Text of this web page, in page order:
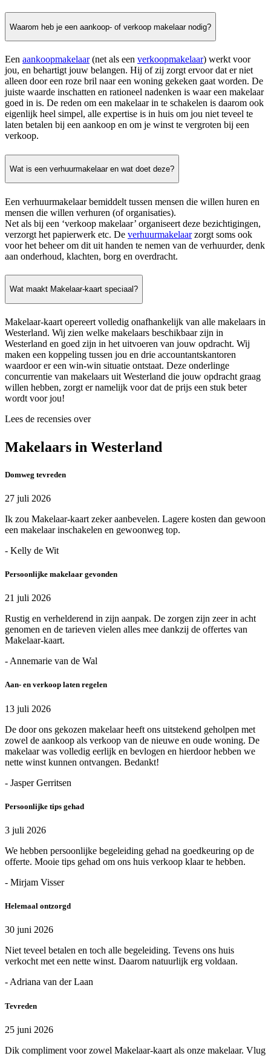
Waarom heb je een aankoop- of verkoop makelaar nodig?
Een aankoopmakelaar(net als een verkoopmakelaar) werkt voor
jou, en behartigt jouw belangen. Hij of zij zorgt ervoor dat er niet
alleen door een roze bril naar een woning gekeken gaat worden. De
juiste waarde inschatten en rationeel nadenken is waar een makelaar
goed in is. De reden om een makelaar in te schakelen is daarom ook
eigenlijk heel simpel, alle expertise is in huis om jou niet teveel te
laten betalen bij een aankoop en om je winst te vergroten bij een
verkoop.
Wat is een verhuurmakelaar en wat doet deze?
Een verhuurmakelaar bemiddelt tussen mensen die willen huren en
mensen die willen verhuren (of organisaties).
Net als bij een ‘verkoop makelaar’ organiseert deze bezichtigingen,
verzorgt het papierwerk etc. De verhuurmakelaarzorgt soms ook
voor het beheer om dit uit handen te nemen van de verhuurder, denk
aan onderhoud, klachten, borg en overdracht.
Wat maakt Makelaar-kaart speciaal?
Makelaar-kaart opereert volledig onafhankelijk van alle makelaars in
Westerland. Wij zien welke makelaars beschikbaar zijn in
Westerland en goed zijn in het uitvoeren van jouw opdracht. Wij
maken een koppeling tussen jou en drie accountantskantoren
waardoor er een win-win situatie ontstaat. Deze onderlinge
concurrentie van makelaars uit Westerland die jouw opdracht graag
willen hebben, zorgt er namelijk voor dat de prijs een stuk beter
wordt voor jou!
Lees de recensies over
Makelaars in Westerland
Domweg tevreden
27 juli 2026
Ik zou Makelaar-kaart zeker aanbevelen. Lagere kosten dan gewoon
een makelaar inschakelen en gewoonweg top.
- Kelly de Wit
Persoonlijke makelaar gevonden
21 juli 2026
Rustig en verhelderend in zijn aanpak. De zorgen zijn zeer in acht
genomen en de tarieven vielen alles mee dankzij de offertes van
Makelaar-kaart.
- Annemarie van de Wal
Aan- en verkoop laten regelen
13 juli 2026
De door ons gekozen makelaar heeft ons uitstekend geholpen met
zowel de aankoop als verkoop van de nieuwe en oude woning. De
makelaar was volledig eerlijk en bevlogen en hierdoor hebben we
nette winst kunnen ontvangen. Bedankt!
- Jasper Gerritsen
Persoonlijke tips gehad
3 juli 2026
We hebben persoonlijke begeleiding gehad na goedkeuring op de
offerte. Mooie tips gehad om ons huis verkoop klaar te hebben.
- Mirjam Visser
Helemaal ontzorgd
30 juni 2026
Niet teveel betalen en toch alle begeleiding. Tevens ons huis
verkocht met een nette winst. Daarom natuurlijk erg voldaan.
- Adriana van der Laan
Tevreden
25 juni 2026
Dik compliment voor zowel Makelaar-kaart als onze makelaar. Vlug